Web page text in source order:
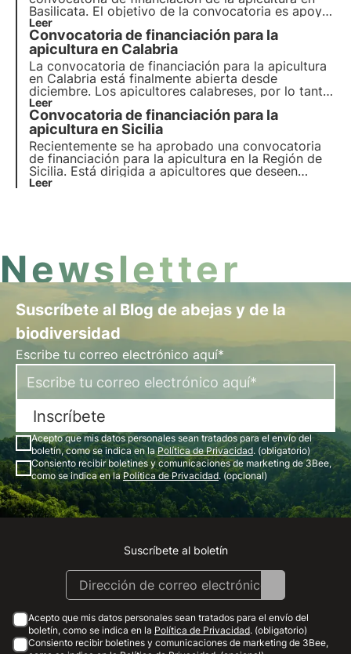
Basilicata. El objetivo de la convocatoria es apoyar
la aplicación de medidas para mejorar las
condiciones de producción y comercialización de
la miel.
Leer
Convocatoria de financiación para la
apicultura en Calabria
La convocatoria de financiación para la apicultura
en Calabria está finalmente abierta desde
diciembre. Los apicultores calabreses, por lo tanto,
ahora también pueden presentar solicitudes para
sus actividades apícolas. La nueva convocatoria
de financiación se aprobó con vistas a mejorar el
desarrollo de la apicultura.
Leer
Convocatoria de financiación para la
apicultura en Sicilia
Recientemente se ha aprobado una convocatoria
de financiación para la apicultura en la Región de
Sicilia. Está dirigida a apicultores que deseen
aumentar su producción y mejorar la calidad de
Leer
Newsletter
Suscríbete al Blog de abejas y de la
biodiversidad
Escribe tu correo electrónico aquí*
Inscríbete
Acepto que mis datos personales sean tratados para el envío del
boletín, como se indica en laPolítica de Privacidad. (obligatorio)
Consiento recibir boletines y comunicaciones de marketing de 3Bee,
como se indica en laPolítica de Privacidad. (opcional)
Instagram
Facebook
Linkedin
Youtube
Suscríbete al boletín
Acepto que mis datos personales sean tratados para el envío del
boletín, como se indica en la Política de Privacidad. (obligatorio)
Consiento recibir boletines y comunicaciones de marketing de 3Bee,